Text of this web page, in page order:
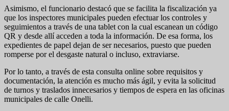
Asimismo, el funcionario destacó que se facilita la fiscalización ya
que los inspectores municipales pueden efectuar los controles y
seguimientos a través de una tablet con la cual escanean un código
QR y desde allí acceden a toda la información. De esa forma, los
expedientes de papel dejan de ser necesarios, puesto que pueden
romperse por el desgaste natural o incluso, extraviarse.
Por lo tanto, a través de esta consulta online sobre requisitos y
documentación, la atención es mucho más ágil, y evita la solicitud
de turnos y traslados innecesarios y tiempos de espera en las oficinas
municipales de calle Onelli.